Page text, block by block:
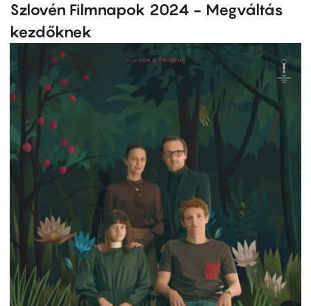
Szlovén Filmnapok 2024 - Megváltás
kezdőknek